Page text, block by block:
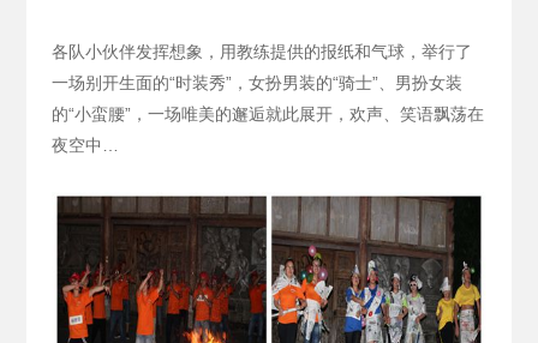
各队小伙伴发挥想象，用教练提供的报纸和气球，举行了
一场别开生面的“时装秀”，女扮男装的“骑士”、男扮女装
的“小蛮腰”，一场唯美的邂逅就此展开，欢声、笑语飘荡在
夜空中…